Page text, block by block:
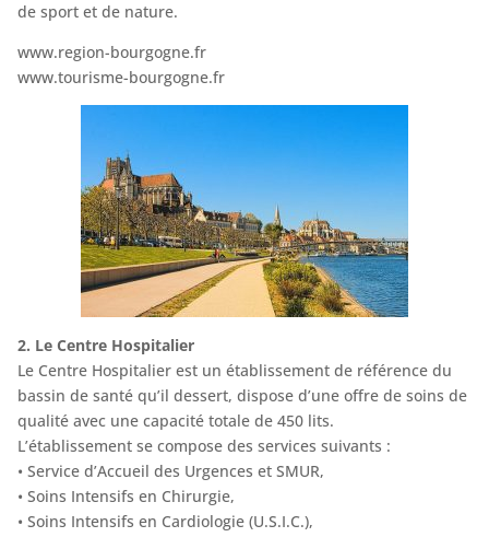
de sport et de nature.
www.region-bourgogne.fr
www.tourisme-bourgogne.fr
2. Le Centre Hospitalier
Le Centre Hospitalier est un établissement de référence du
bassin de santé qu’il dessert, dispose d’une offre de soins de
qualité avec une capacité totale de 450 lits.
L’établissement se compose des services suivants :
• Service d’Accueil des Urgences et SMUR,
• Soins Intensifs en Chirurgie,
• Soins Intensifs en Cardiologie (U.S.I.C.),